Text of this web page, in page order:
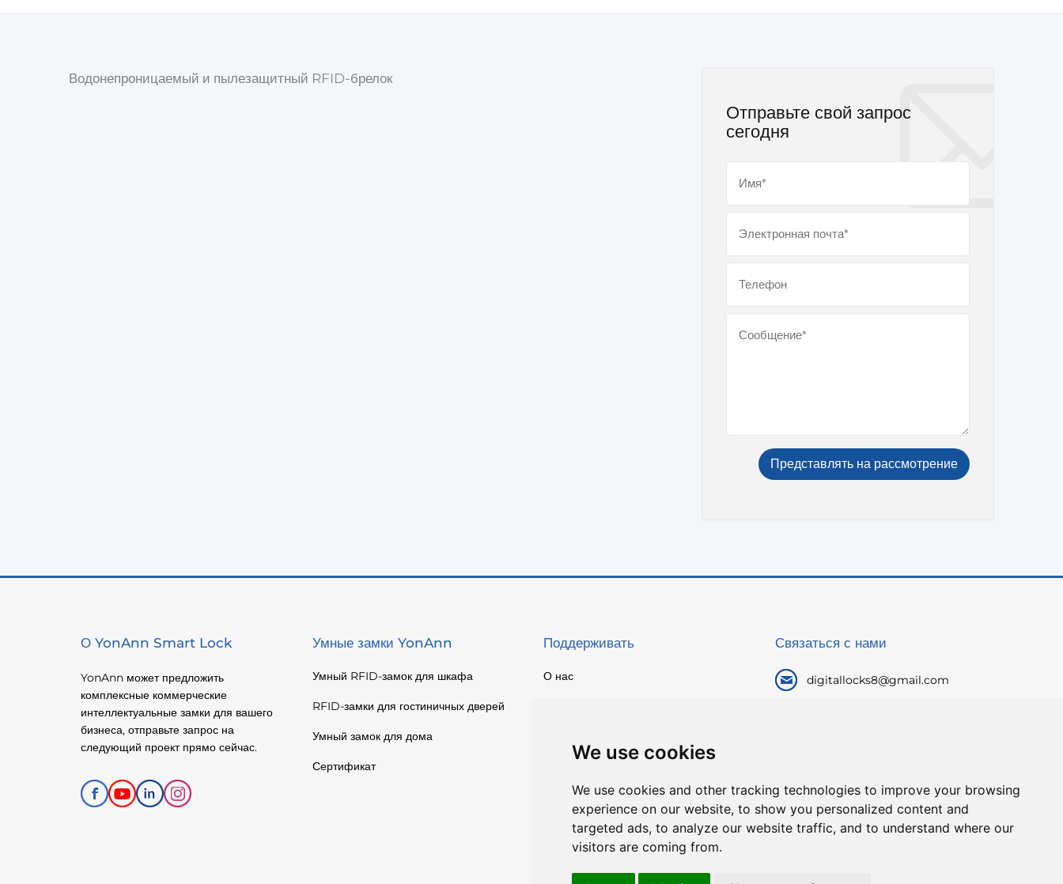
We use cookies
We use cookies and other tracking technologies to improve your browsing
experience on our website, to show you personalized content and
targeted ads, to analyze our website traffic, and to understand where our
visitors are coming from.
Водонепроницаемый и пылезащитный RFID-брелок
Отправьте свой запрос
сегодня
О YonAnn Smart Lock
YonAnn может предложить
комплексные коммерческие
интеллектуальные замки для вашего
бизнеса, отправьте запрос на
следующий проект прямо сейчас.
Умные замки YonAnn
Умный RFID-замок для шкафа
RFID-замки для гостиничных дверей
Умный замок для дома
Сертификат
Поддерживать
О нас
Связаться с нами
digitallocks8@gmail.com
промышленная дорога Танся,
Шантяньтан, Яотянь, Синьтан,
Цзэнчэн, ГЗ, Китай